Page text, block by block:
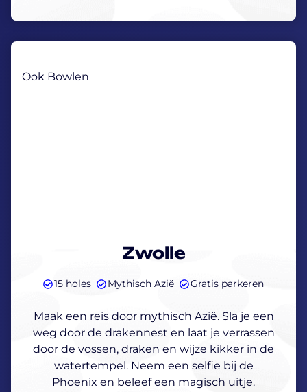
Ook Bowlen
Zwolle
15 holes Mythisch Azië Gratis parkeren
Maak een reis door mythisch Azië. Sla je een
weg door de drakennest en laat je verrassen
door de vossen, draken en wijze kikker in de
watertempel. Neem een selfie bij de
Phoenix en beleef een magisch uitje.